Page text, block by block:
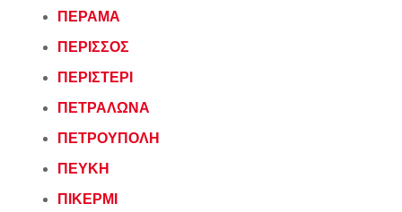
ΠΕΡΑΜΑ
ΠΕΡΙΣΣΟΣ
ΠΕΡΙΣΤΕΡΙ
ΠΕΤΡΑΛΩΝΑ
ΠΕΤΡΟΥΠΟΛΗ
ΠΕΥΚΗ
ΠΙΚΕΡΜΙ